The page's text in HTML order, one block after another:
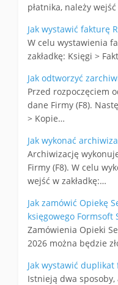
płatnika, należy wejść
Jak wystawić fakturę
W celu wystawienia
zakładkę: Księgi >
Jak odtworzyć
Przed rozpoczęciem
dane Firmy (F8).
> Kopie…
Jak wykonać
Archiwizację
Firmy (F8). W celu
wejść w zakładkę:…
Jak zamówić Opiekę
księgowego Formsoft
Zamówienia Opieki
2026 można będzie
Jak wystawić duplikat
Istnieją dwa